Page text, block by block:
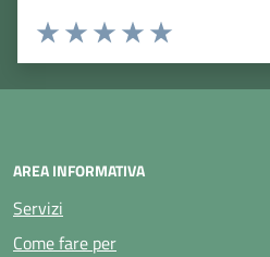
Rating:
Valuta 5 stelle
Valuta 4 stelle su 5
Valuta 3 stelle su 5
Valuta 2 stelle su 5
Valuta 1 stelle su 5
AREA INFORMATIVA
Servizi
Come fare per